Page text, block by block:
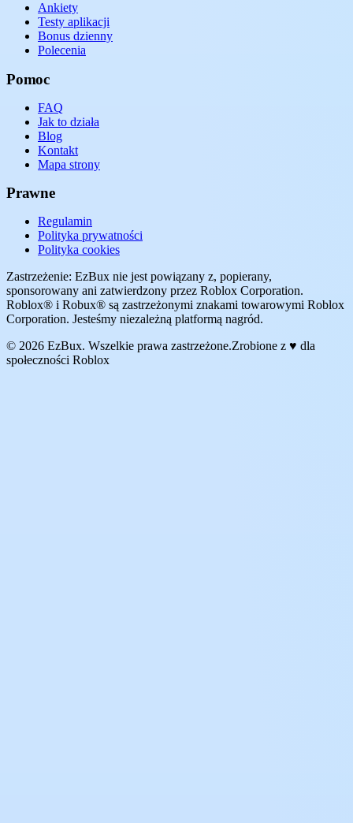
Ankiety
Testy aplikacji
Bonus dzienny
Polecenia
Pomoc
FAQ
Jak to działa
Blog
Kontakt
Mapa strony
Prawne
Regulamin
Polityka prywatności
Polityka cookies
Zastrzeżenie: EzBux nie jest powiązany z, popierany,
sponsorowany ani zatwierdzony przez Roblox Corporation.
Roblox® i Robux® są zastrzeżonymi znakami towarowymi Roblox
Corporation. Jesteśmy niezależną platformą nagród.
© 2026 EzBux. Wszelkie prawa zastrzeżone.Zrobione z ♥ dla
społeczności Roblox